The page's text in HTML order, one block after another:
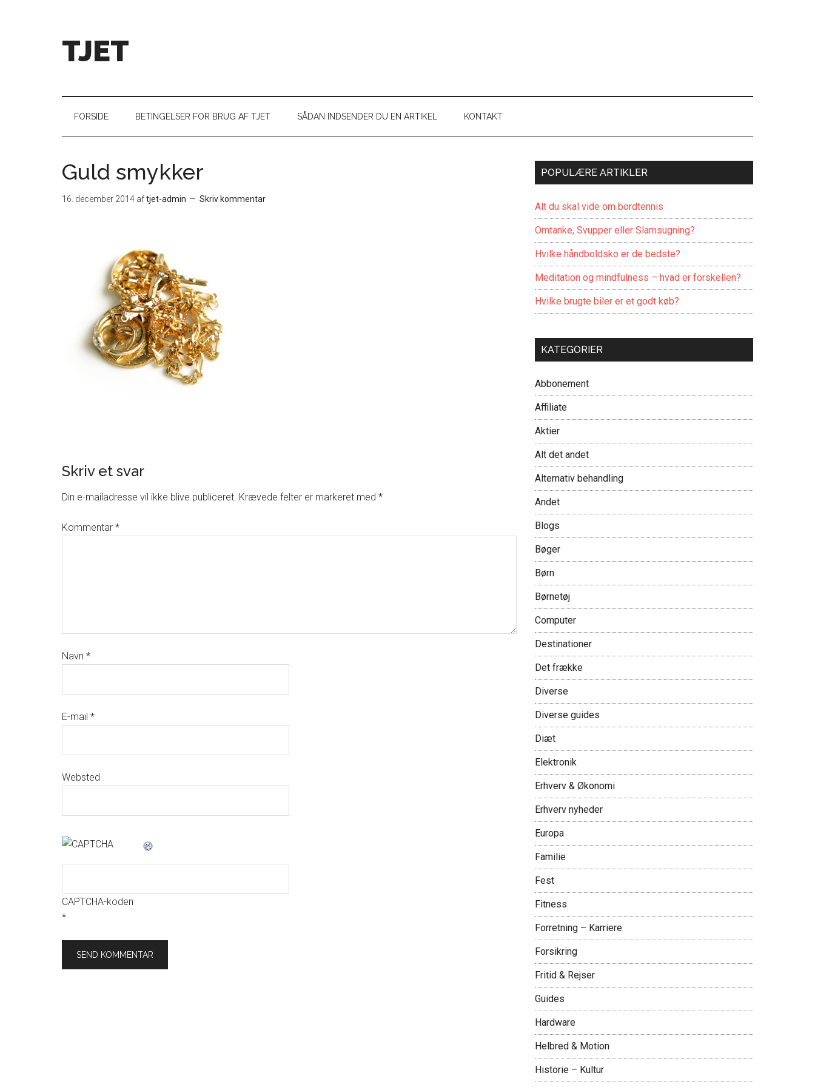
TJET
FORSIDE BETINGELSER FOR BRUG AF TJET SÅDAN INDSENDER DU EN ARTIKEL KONTAKT
Guld smykker
16. december 2014 aftjet-admin Skriv kommentar
Skriv et svar
Din e-mailadresse vil ikke blive publiceret. Krævede felter er markeret med *
Kommentar *
Navn *
E-mail *
Websted
CAPTCHA-koden
*
POPULÆRE ARTIKLER
Alt du skal vide om bordtennis
Omtanke, Svupper eller Slamsugning?
Hvilke håndboldsko er de bedste?
Meditation og mindfulness – hvad er forskellen?
Hvilke brugte biler er et godt køb?
KATEGORIER
Abbonement
Affiliate
Aktier
Alt det andet
Alternativ behandling
Andet
Blogs
Bøger
Børn
Børnetøj
Computer
Destinationer
Det frække
Diverse
Diverse guides
Diæt
Elektronik
Erhverv & Økonomi
Erhverv nyheder
Europa
Familie
Fest
Fitness
Forretning – Karriere
Forsikring
Fritid & Rejser
Guides
Hardware
Helbred & Motion
Historie – Kultur